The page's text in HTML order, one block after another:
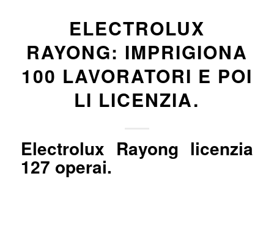
ELECTROLUX
RAYONG: IMPRIGIONA
100 LAVORATORI E POI
LI LICENZIA.
Electrolux Rayong licenzia
127 operai.